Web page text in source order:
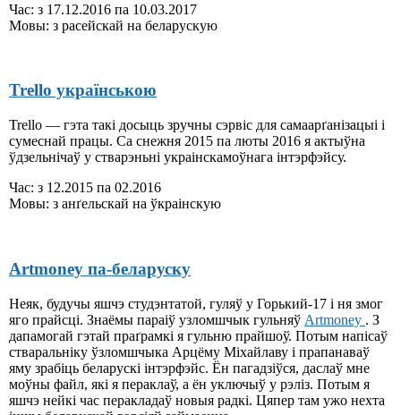
Час: з 17.12.2016 па 10.03.2017
Мовы: з расейскай на беларускую
Trello українською
Trello — гэта такі досыць зручны сэрвіс для самаарґанізацыі і
сумеснай працы. Са снежня 2015 па люты 2016 я актыўна
ўдзельнічаў у стварэньні украінскамоўнага інтэрфэйсу.
Час: з 12.2015 па 02.2016
Мовы: з анґельскай на ўкраінскую
Artmoney па-беларуску
Неяк, будучы яшчэ студэнтатой, гуляў у Горький-17 і ня змог
яго прайсці. Знаёмы параіў узломшчык гульняў Artmoney . З
дапамогай гэтай праґрамкі я гульню прайшоў. Потым напісаў
стваральніку ўзломшчыка Арцёму Міхайлаву і прапанаваў
яму зрабіць беларускі інтэрфэйс. Ён пагадзіўся, даслаў мне
моўны файл, які я пераклаў, а ён уключыў у рэліз. Потым я
яшчэ нейкі час перакладаў новыя радкі. Цяпер там ужо нехта